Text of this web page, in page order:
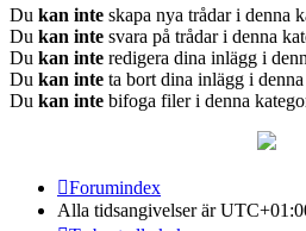
Du kan inte skapa nya trådar i denna
Du kan inte svara på trådar i denna
Du kan inte redigera dina inlägg i
Du kan inte ta bort dina inlägg i
Du kan inte bifoga filer i denna
Forumindex
Alla tidsangivelser är